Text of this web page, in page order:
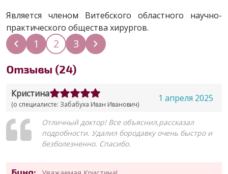
Является членом Витебского областного научно-
практического общества хирургов.
1 2(текущая)
3
Отзывы (24)
Кристина
(о специалисте: Забабуха Иван Иванович)
1 апреля 2025
Отличный доктор! Все объяснил,рассказал
подробности. Удалил бородавку очень быстро и
безболезненно. Спасибо.